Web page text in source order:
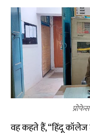
वह कहते हैं, “हिंदू कॉलेज